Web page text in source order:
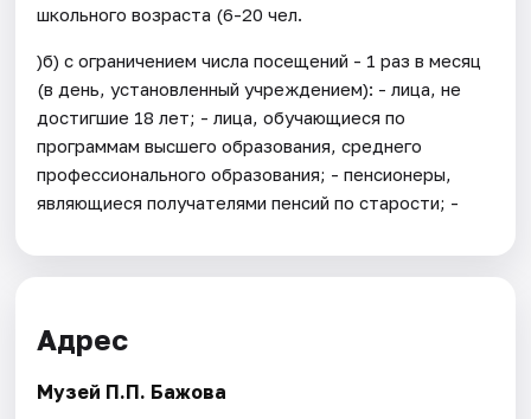
школьного возраста (6-20 чел.
)б) с ограничением числа посещений - 1 раз в месяц
(в день, установленный учреждением): - лица, не
достигшие 18 лет; - лица, обучающиеся по
программам высшего образования, среднего
профессионального образования; - пенсионеры,
являющиеся получателями пенсий по старости; -
Адрес
Музей П.П. Бажова